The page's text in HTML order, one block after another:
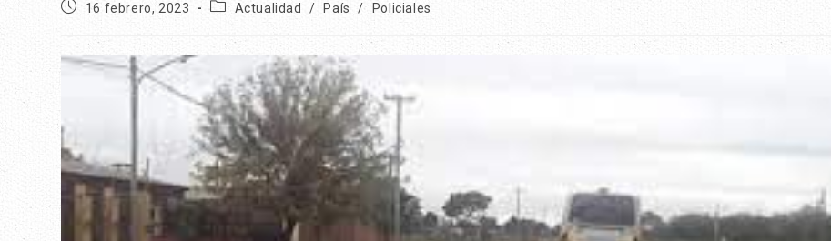
16 febrero, 2023 Actualidad / País / Policiales